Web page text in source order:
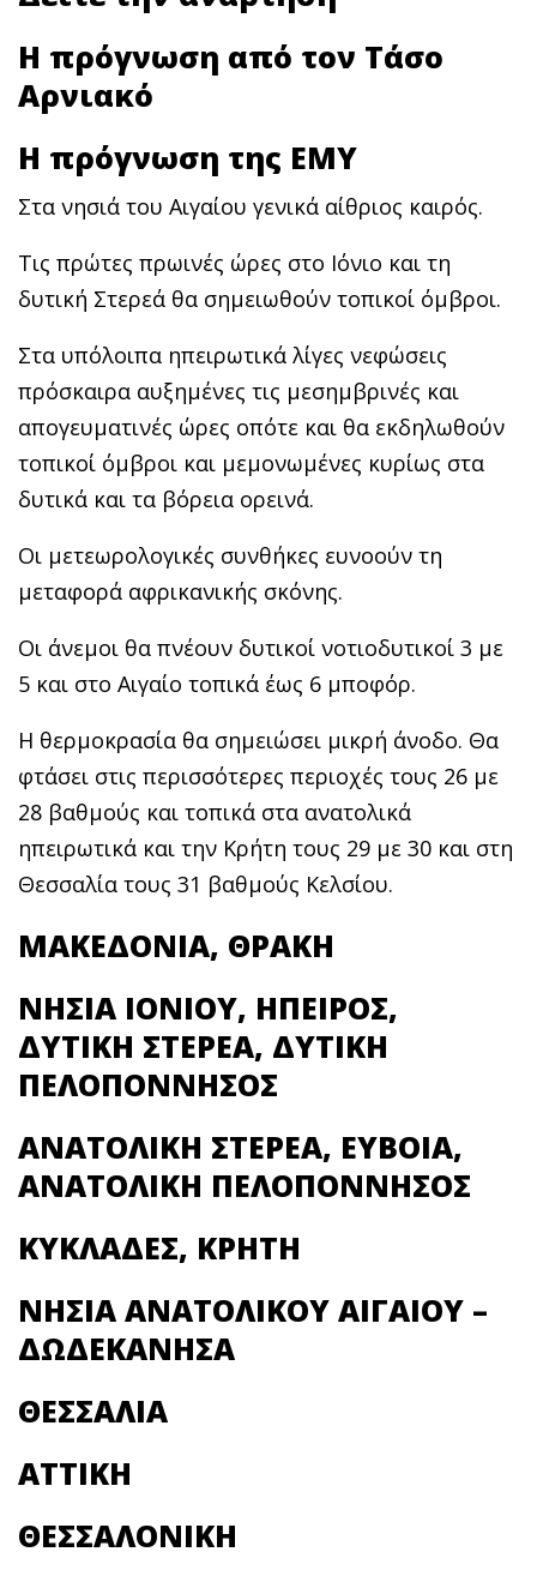
Η πρόγνωση από τον Τάσο
Αρνιακό
Η πρόγνωση της ΕΜΥ
Στα νησιά του Αιγαίου γενικά αίθριος καιρός.
Τις πρώτες πρωινές ώρες στο Ιόνιο και τη
δυτική Στερεά θα σημειωθούν τοπικοί όμβροι.
Στα υπόλοιπα ηπειρωτικά λίγες νεφώσεις
πρόσκαιρα αυξημένες τις μεσημβρινές και
απογευματινές ώρες οπότε και θα εκδηλωθούν
τοπικοί όμβροι και μεμονωμένες κυρίως στα
δυτικά και τα βόρεια ορεινά.
Οι μετεωρολογικές συνθήκες ευνοούν τη
μεταφορά αφρικανικής σκόνης.
Οι άνεμοι θα πνέουν δυτικοί νοτιοδυτικοί 3 με
5 και στο Αιγαίο τοπικά έως 6 μποφόρ.
Η θερμοκρασία θα σημειώσει μικρή άνοδο. Θα
φτάσει στις περισσότερες περιοχές τους 26 με
28 βαθμούς και τοπικά στα ανατολικά
ηπειρωτικά και την Κρήτη τους 29 με 30 και στη
Θεσσαλία τους 31 βαθμούς Κελσίου.
ΜΑΚΕΔΟΝΙΑ, ΘΡΑΚΗ
ΝΗΣΙΑ ΙΟΝΙΟΥ, ΗΠΕΙΡΟΣ,
ΔΥΤΙΚΗ ΣΤΕΡΕΑ, ΔΥΤΙΚΗ
ΠΕΛΟΠΟΝΝΗΣΟΣ
ΑΝΑΤΟΛΙΚΗ ΣΤΕΡΕΑ, ΕΥΒΟΙΑ,
ΑΝΑΤΟΛΙΚΗ ΠΕΛΟΠΟΝΝΗΣΟΣ
ΚΥΚΛΑΔΕΣ, ΚΡΗΤΗ
ΝΗΣΙΑ ΑΝΑΤΟΛΙΚΟΥ ΑΙΓΑΙΟΥ –
ΔΩΔΕΚΑΝΗΣΑ
ΘΕΣΣΑΛΙΑ
ΑΤΤΙΚΗ
ΘΕΣΣΑΛΟΝΙΚΗ